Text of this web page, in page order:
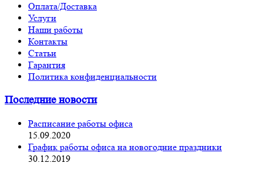
Оплата/Доставка
Услуги
Наши работы
Контакты
Статьи
Гарантия
Политика конфиденциальности
Последние новости
Расписание работы офиса
15.09.2020
График работы офиса на новогодние праздники
30.12.2019